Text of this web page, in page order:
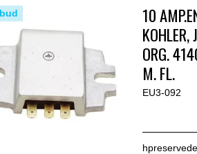
10
KOHLER,
ORG.
M. FL.
EU3-092